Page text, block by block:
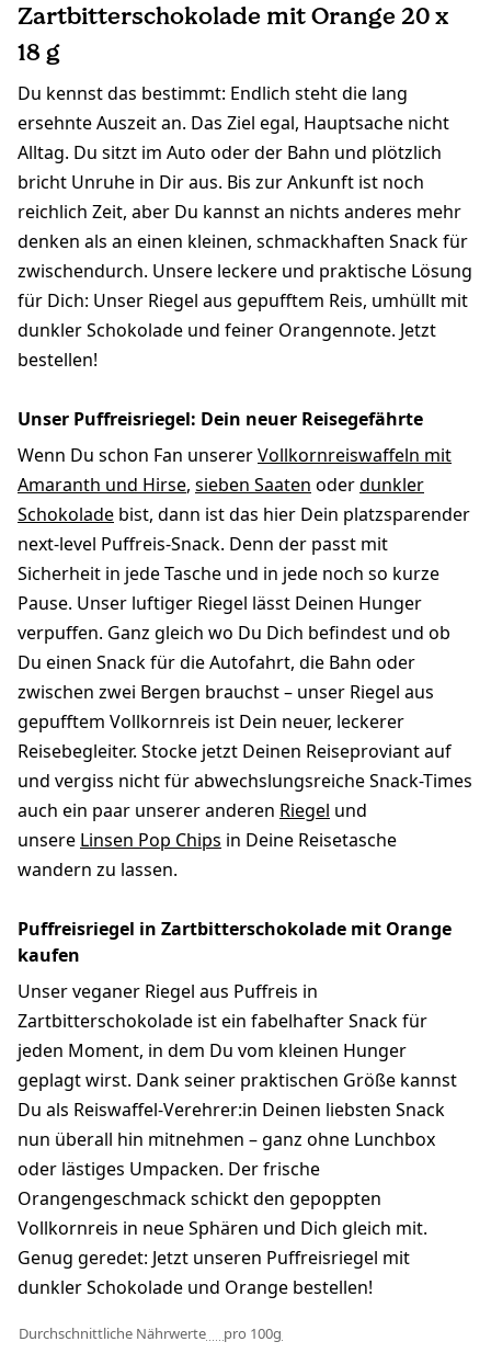
Zartbitterschokolade mit Orange 20 x
18 g
Du kennst das bestimmt: Endlich steht die lang
ersehnte Auszeit an. Das Ziel egal, Hauptsache nicht
Alltag. Du sitzt im Auto oder der Bahn und plötzlich
bricht Unruhe in Dir aus. Bis zur Ankunft ist noch
reichlich Zeit, aber Du kannst an nichts anderes mehr
denken als an einen kleinen, schmackhaften Snack für
zwischendurch. Unsere leckere und praktische Lösung
für Dich: Unser Riegel aus gepufftem Reis, umhüllt mit
dunkler Schokolade und feiner Orangennote. Jetzt
bestellen!
Unser Puffreisriegel: Dein neuer Reisegefährte
Wenn Du schon Fan unsererVollkornreiswaffeln mit
Amaranth und Hirse, sieben Saaten oderdunkler
Schokolade bist, dann ist das hier Dein platzsparender
next-level Puffreis-Snack. Denn der passt mit
Sicherheit in jede Tasche und in jede noch so kurze
Pause. Unser luftiger Riegel lässt Deinen Hunger
verpuffen. Ganz gleich wo Du Dich befindest und ob
Du einen Snack für die Autofahrt, die Bahn oder
zwischen zwei Bergen brauchst – unser Riegel aus
gepufftem Vollkornreis ist Dein neuer, leckerer
Reisebegleiter. Stocke jetzt Deinen Reiseproviant auf
und vergiss nicht für abwechslungsreiche Snack-Times
auch ein paar unserer anderen Riegel und
unsere Linsen Pop Chips in Deine Reisetasche
wandern zu lassen.
Puffreisriegel in Zartbitterschokolade mit Orange
kaufen
Unser veganer Riegel aus Puffreis in
Zartbitterschokolade ist ein fabelhafter Snack für
jeden Moment, in dem Du vom kleinen Hunger
geplagt wirst. Dank seiner praktischen Größe kannst
Du als Reiswaffel-Verehrer:in Deinen liebsten Snack
nun überall hin mitnehmen – ganz ohne Lunchbox
oder lästiges Umpacken. Der frische
Orangengeschmack schickt den gepoppten
Vollkornreis in neue Sphären und Dich gleich mit.
Genug geredet: Jetzt unseren Puffreisriegel mit
dunkler Schokolade und Orange bestellen!
Durchschnittliche Nährwerte pro 100g